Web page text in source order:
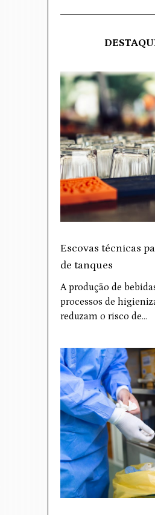
Escovas técnicas
de tanques
A produção de
processos de
reduzam o risco de…